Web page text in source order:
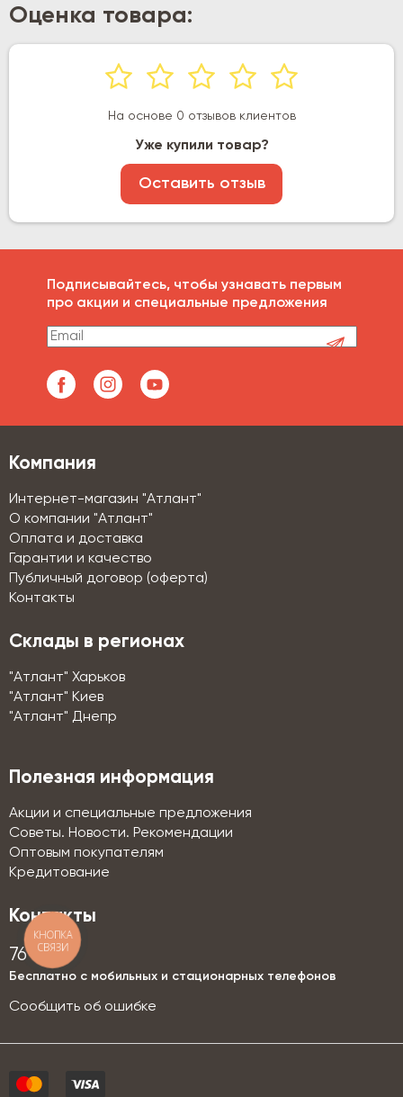
Оценка товара:
На основе 0 отзывов клиентов
Уже купили товар?
Оставить отзыв
Подписывайтесь, чтобы узнавать первым
про акции и специальные предложения
Компания
Интернет-магазин "Атлант"
О компании "Атлант"
Оплата и доставка
Гарантии и качество
Публичный договор (оферта)
Контакты
Склады в регионах
"Атлант" Харьков
"Атлант" Киев
"Атлант" Днепр
Полезная информация
Акции и специальные предложения
Советы. Новости. Рекомендации
Оптовым покупателям
Кредитование
Контакты
76-76
Бесплатно с мобильных и стационарных телефонов
Сообщить об ошибке
КНОПКА
СВЯЗИ